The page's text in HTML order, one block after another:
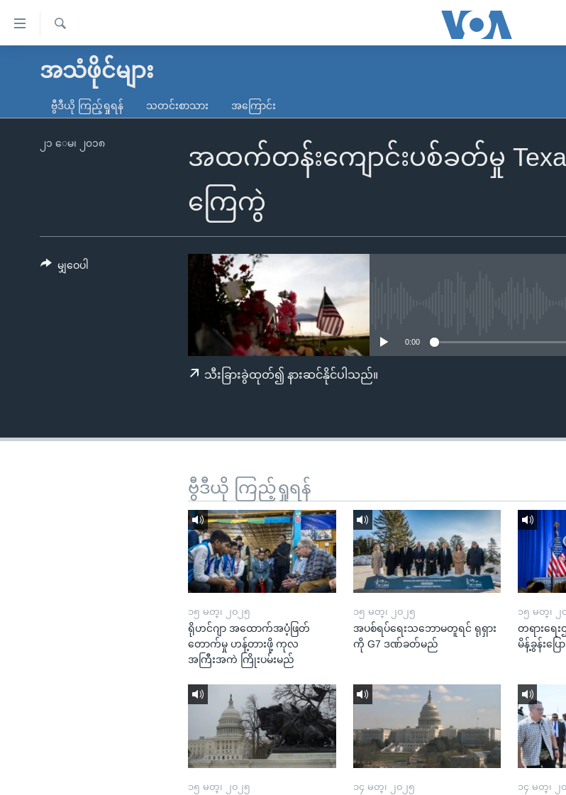
လွယ်ကူ
သည့်
ရန်
မူလစာမျက်နှာ
ကမ္ဘာ့သတင်းများ
နိုင်ငံတကာ
မကြေးမုံရဲ့ အင်္ဂလိပ်စာ
ရေဒီယို
ရေဒီယိုနှင့်ရုပ်သံ အချက်အလက်များ
ရ
အသံဖိုင်များ
ဗွီဒီယို ကြည့်ရှုရန် သတင်းစာသား အကြောင်း
အထက်တန်းကျောင်းပစ်ခတ်မှု
ကြေကွဲ
၂၁ ေမ၊ ၂၀၁၈
0:00
သီးခြားခွဲထုတ်၍ နားဆင်နိုင်ပါသည်။
မျှဝေပါ
ဗွီဒီယို ကြည့်ရှုရန်
၁၅ မတ္၊ ၂၀၂၅
ရိုဟင်ဂျာ အထောက်အပံ့ဖြတ်
တောက်မှု ဟန့်တားဖို့ ကုလ
အကြီးအကဲ ကြိုးပမ်းမည်
၁၅ မတ္၊ ၂၀၂၅
အပစ်ရပ်ရေးသဘောမတူရင် ရုရှား
ကို G7 ဒဏ်ခတ်မည်
၁၅ မတ္၊ ၂
တရားရေး
မိန့်ခွန်းပြော
၁၅ မတ္၊ ၂၀၂၅ ၁၄ မတ္၊ ၂၀၂၅ ၁၄ မတ္၊ ၂